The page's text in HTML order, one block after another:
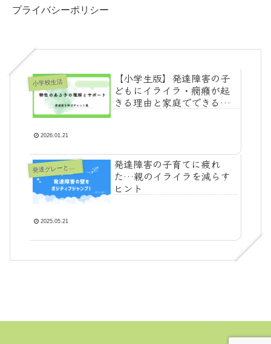
プライバシーポリシー
小学校生活
【小学生版】発達障害の子
どもにイライラ・癇癪が起
きる理由と家庭でできる対
2026.01.21
発
達グレーとは？
発達障害の子育てに疲れ
た…親のイライラを減らす
ヒント
2025.05.21